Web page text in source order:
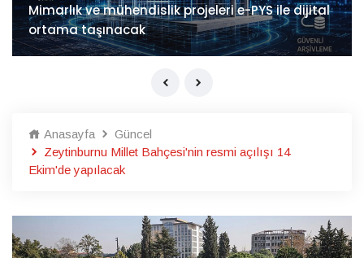
Mimarlık ve mühendislik projeleri e-PYS ile dijital
ortama taşınacak
Anasayfa
Güncel
Zeytinburnu Millet Bahçesi'nin resmi açılışı 14
Ekim'de yapılacak